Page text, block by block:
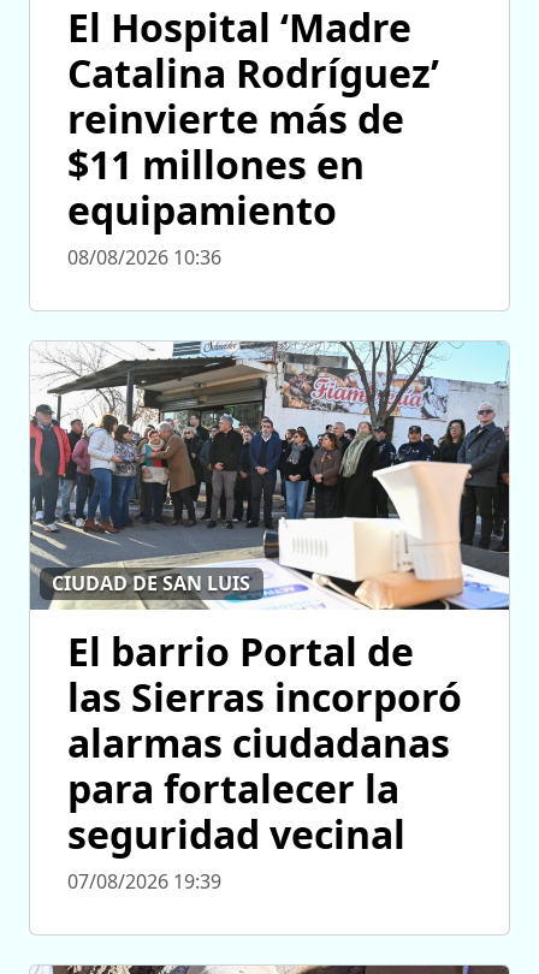
El Hospital ‘Madre
Catalina Rodríguez’
reinvierte más de
$11 millones en
equipamiento
08/08/2026 10:36
CIUDAD DE SAN LUIS
El barrio Portal de
las Sierras incorporó
alarmas ciudadanas
para fortalecer la
seguridad vecinal
07/08/2026 19:39